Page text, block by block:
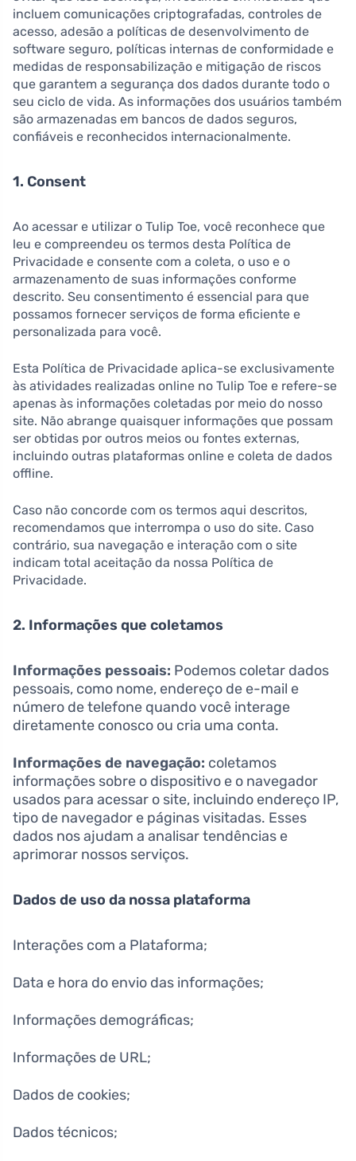
incluem comunicações criptografadas, controles de
acesso, adesão a políticas de desenvolvimento de
software seguro, políticas internas de conformidade e
medidas de responsabilização e mitigação de riscos
que garantem a segurança dos dados durante todo o
seu ciclo de vida. As informações dos usuários também
são armazenadas em bancos de dados seguros,
confiáveis e reconhecidos internacionalmente.
1. Consent
Ao acessar e utilizar o Tulip Toe, você reconhece que
leu e compreendeu os termos desta Política de
Privacidade e consente com a coleta, o uso e o
armazenamento de suas informações conforme
descrito. Seu consentimento é essencial para que
possamos fornecer serviços de forma eficiente e
personalizada para você.
Esta Política de Privacidade aplica-se exclusivamente
às atividades realizadas online no Tulip Toe e refere-se
apenas às informações coletadas por meio do nosso
site. Não abrange quaisquer informações que possam
ser obtidas por outros meios ou fontes externas,
incluindo outras plataformas online e coleta de dados
offline.
Caso não concorde com os termos aqui descritos,
recomendamos que interrompa o uso do site. Caso
contrário, sua navegação e interação com o site
indicam total aceitação da nossa Política de
Privacidade.
2. Informações que coletamos
Informações pessoais: Podemos coletar dados
pessoais, como nome, endereço de e-mail e
número de telefone quando você interage
diretamente conosco ou cria uma conta.
Informações de navegação: coletamos
informações sobre o dispositivo e o navegador
usados para acessar o site, incluindo endereço IP,
tipo de navegador e páginas visitadas. Esses
dados nos ajudam a analisar tendências e
aprimorar nossos serviços.
Dados de uso da nossa plataforma
Interações com a Plataforma;
Data e hora do envio das informações;
Informações demográficas;
Informações de URL;
Dados de cookies;
Dados técnicos;